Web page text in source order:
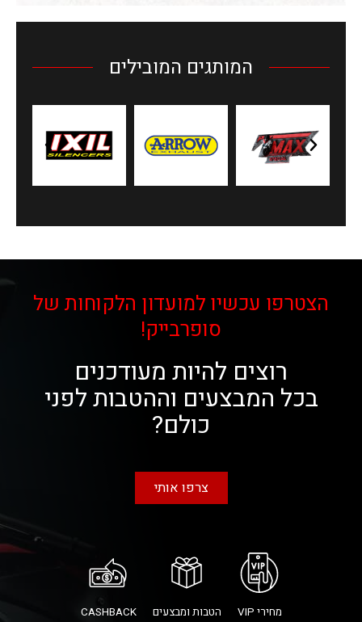
המותגים המובילים
הצטרפו עכשיו למועדון הלקוחות של
סופרבייק!
רוצים להיות מעודכנים
בכל המבצעים וההטבות לפני
כולם?
צרפו אותי
מחירי VIP הטבות ומבצעים CASHBACK